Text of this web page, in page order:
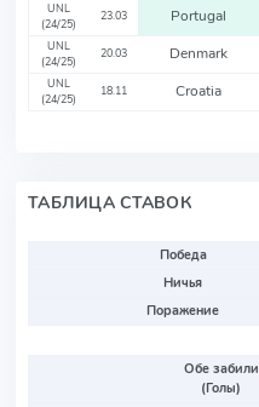
UNL
(24/25)
23.03 Portugal
UNL
(24/25)
20.03 Denmark
UNL
(24/25)
18.11 Croatia
ТАБЛИЦА СТАВОК
Победа
Ничья
Поражение
Обе забили
(Голы)